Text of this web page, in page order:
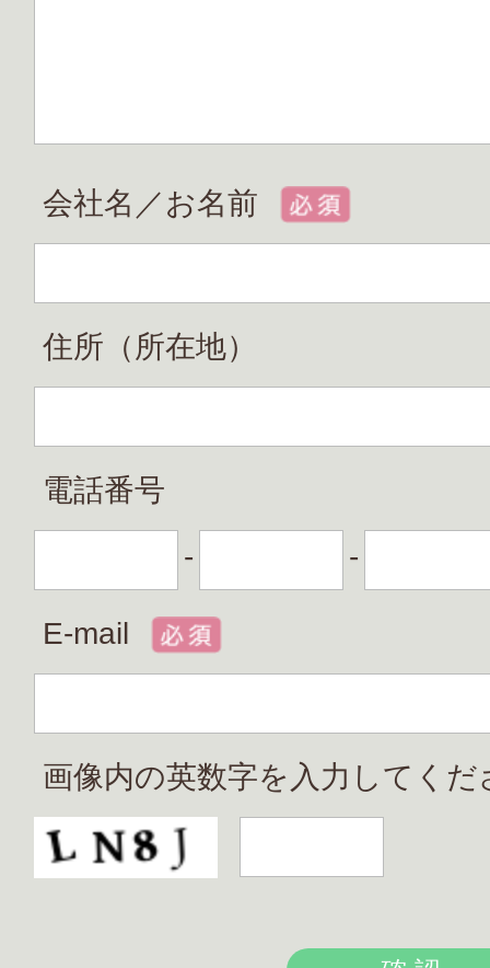
会社名／お名前
住所（所在地）
電話番号
-
-
E-mail
画像内の英数字を入力してくだ